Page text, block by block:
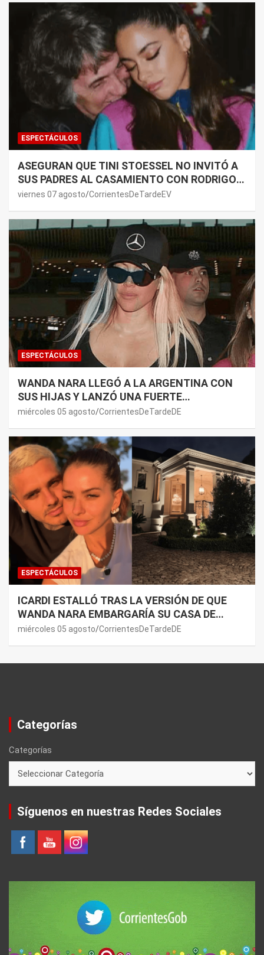
ESPECTÁCULOS
ASEGURAN QUE TINI STOESSEL NO INVITÓ A
SUS PADRES AL CASAMIENTO CON RODRIGO
DE PAUL: LOS MOTIVOS
viernes 07 agosto CorrientesDeTardeEV
ESPECTÁCULOS
WANDA NARA LLEGÓ A LA ARGENTINA CON
SUS HIJAS Y LANZÓ UNA FUERTE
PREMONICIÓN SOBRE MAURO ICARDI
miércoles 05 agosto CorrientesDeTardeDE
ESPECTÁCULOS
ICARDI ESTALLÓ TRAS LA VERSIÓN DE QUE
WANDA NARA EMBARGARÍA SU CASA DE
NORDELTA: “NECESITAN RASCAR DE ALGÚN
miércoles 05 agosto CorrientesDeTardeDE
Categorías
Categorías
Síguenos en nuestras Redes Sociales